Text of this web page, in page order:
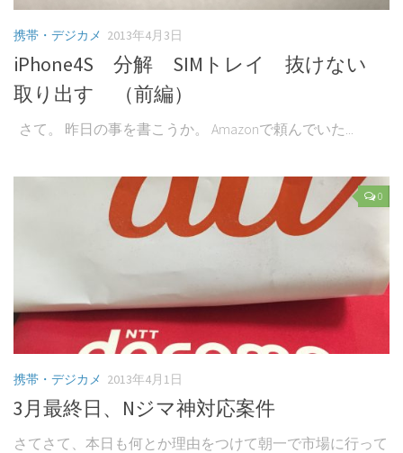
携帯・デジカメ 2013年4月3日
iPhone4S 分解 SIMトレイ 抜けない
取り出す （前編）
さて。 昨日の事を書こうか。 Amazonで頼んでいた...
0
携帯・デジカメ 2013年4月1日
3月最終日、Nジマ神対応案件
さてさて、本日も何とか理由をつけて朝一で市場に行って